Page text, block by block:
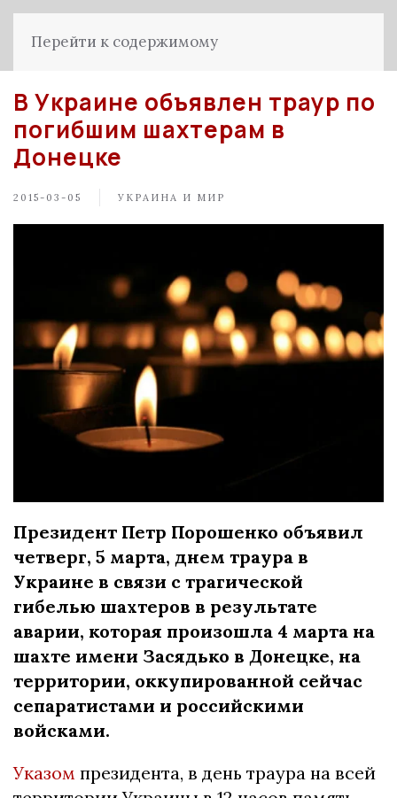
Перейти к содержимому
В Украине объявлен траур по
погибшим шахтерам в
Донецке
2015-03-05 УКРАИНА И МИР
Президент Петр Порошенко объявил
четверг, 5 марта, днем траура в
Украине в связи с трагической
гибелью шахтеров в результате
аварии, которая произошла 4 марта на
шахте имени Засядько в Донецке, на
территории, оккупированной сейчас
сепаратистами и российскими
войсками.
Указом президента, в день траура на всей